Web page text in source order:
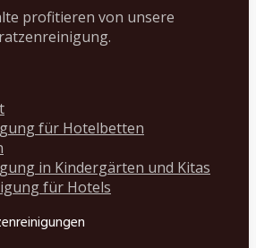
profitieren von unsere
für Hotelbetten
in Kindergärten und Kitas
für Hotels